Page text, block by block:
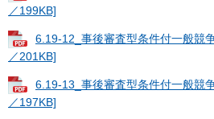
／199KB]
6.19-12_事後審査型条件付一般競
／201KB]
6.19-13_事後審査型条件付一般競
／197KB]